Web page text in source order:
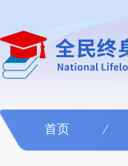
首页